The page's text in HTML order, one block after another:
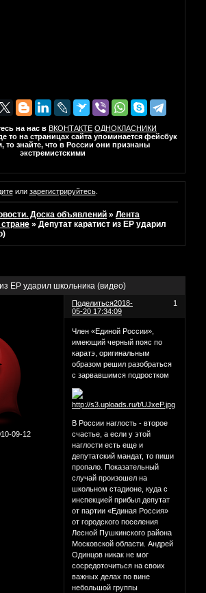
на нас в ВКОНТАКТЕ ОДНОКЛАСНИКИ
то на страницах сайта упоминается фейсбук
то знайте, что в России они признаны
экстремистскими
или зарегистрируйтесь.
Доска объявлений »Лента
»Депутат каратист из ЕР ударил
ЕР ударил школьника (видео)
Поделиться 1
2018-
05-20 17:34:09
09-12
Член «Единой России»,
имеющий черный пояс по
каратэ, оригинальным
образом решил разобраться
с зарвавшимся подростком
В России наглость - второе
счастье, а если у этой
наглости есть еще и
депутатский мандат, то пиши
пропало. Показательный
случай произошел на
школьном стадионе, куда с
инспекцией прибыл депутат
от партии «Единая Россия»
от городского поселения
Лесной Пушкинского района
Московской области. Андрей
Одинцов никак не мог
сосредоточиться на своих
важных делах по вине
небольшой группы